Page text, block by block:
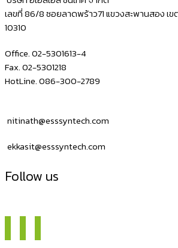
เลขที่ 86/8 ซอยลาดพร้าว71 แขวงสะพานสอง เ
10310
Office. 02-5301613-4
Fax. 02-5301218
HotLine. 086-300-2789
nitinath@esssyntech.com
ekkasit@esssyntech.com
Follow us